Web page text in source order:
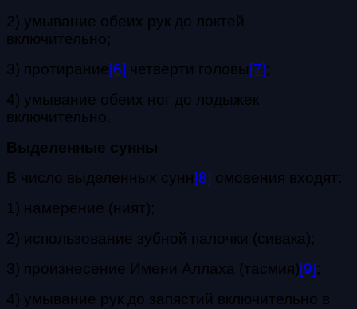
2) умывание обеих рук до локтей
включительно;
3) протирание[6] четверти головы[7];
4) умывание обеих ног до лодыжек
включительно.
Выделенные сунны
В число выделенных сунн[8] омовения входят:
1) намерение (ният);
2) использование зубной палочки (сивака);
3) произнесение Имени Аллаха (тасмия)[9];
4) умывание рук до запястий включительно в